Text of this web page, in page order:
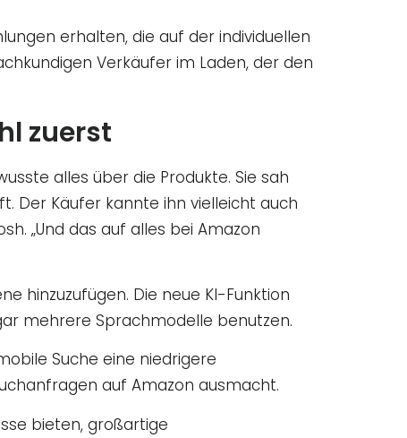
erhalten, die auf der individuellen
Verkäufer im Laden, der den
zuerst
alles über die Produkte. Sie sah
Der Käufer kannte ihn vielleicht auch
„Und das auf alles bei Amazon
hinzuzufügen. Die neue KI-Funktion
mehrere Sprachmodelle benutzen.
Suche eine niedrigere
auf Amazon ausmacht.
bieten, großartige